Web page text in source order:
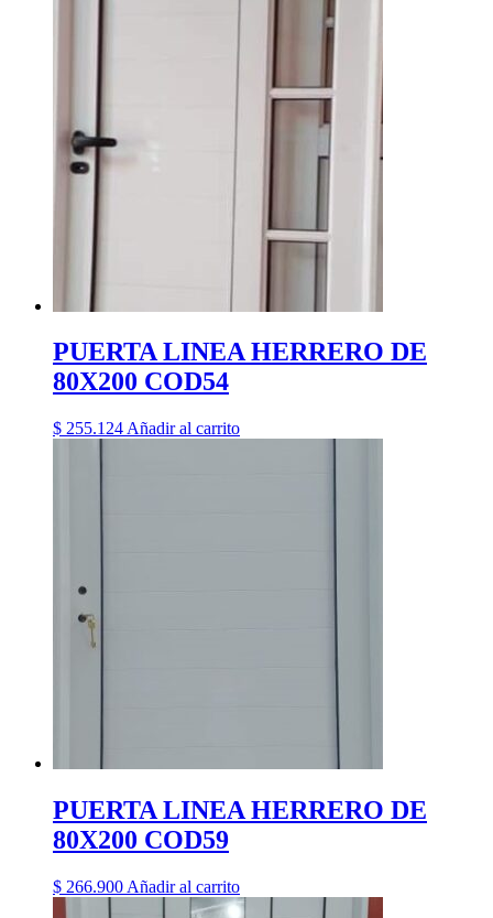
PUERTA LINEA HERRERO DE
80X200 COD54
$ 255.124 Añadir al carrito
PUERTA LINEA HERRERO DE
80X200 COD59
$ 266.900 Añadir al carrito